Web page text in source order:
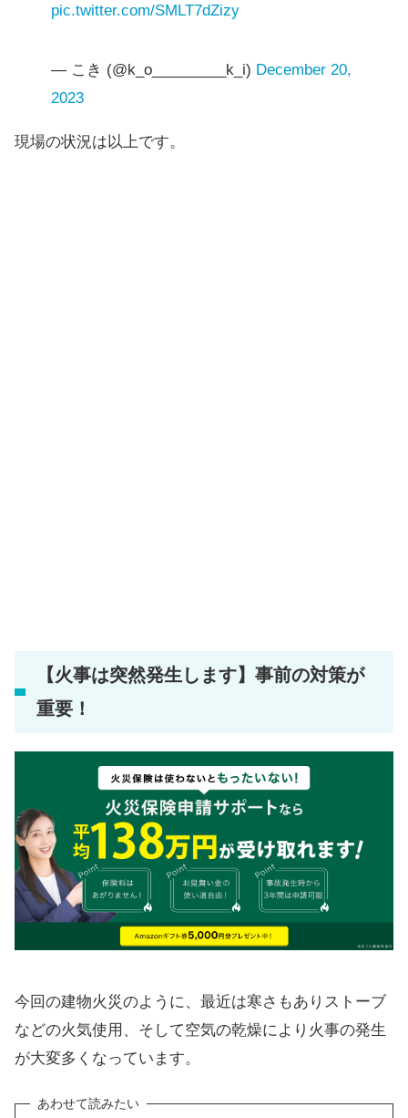
pic.twitter.com/SMLT7dZizy
— こき (@k_o_________k_i) December 20,
2023
現場の状況は以上です。
【火事は突然発生します】事前の対策が
重要！
今回の建物火災のように、最近は寒さもありストーブ
などの火気使用、そして空気の乾燥により火事の発生
が大変多くなっています。